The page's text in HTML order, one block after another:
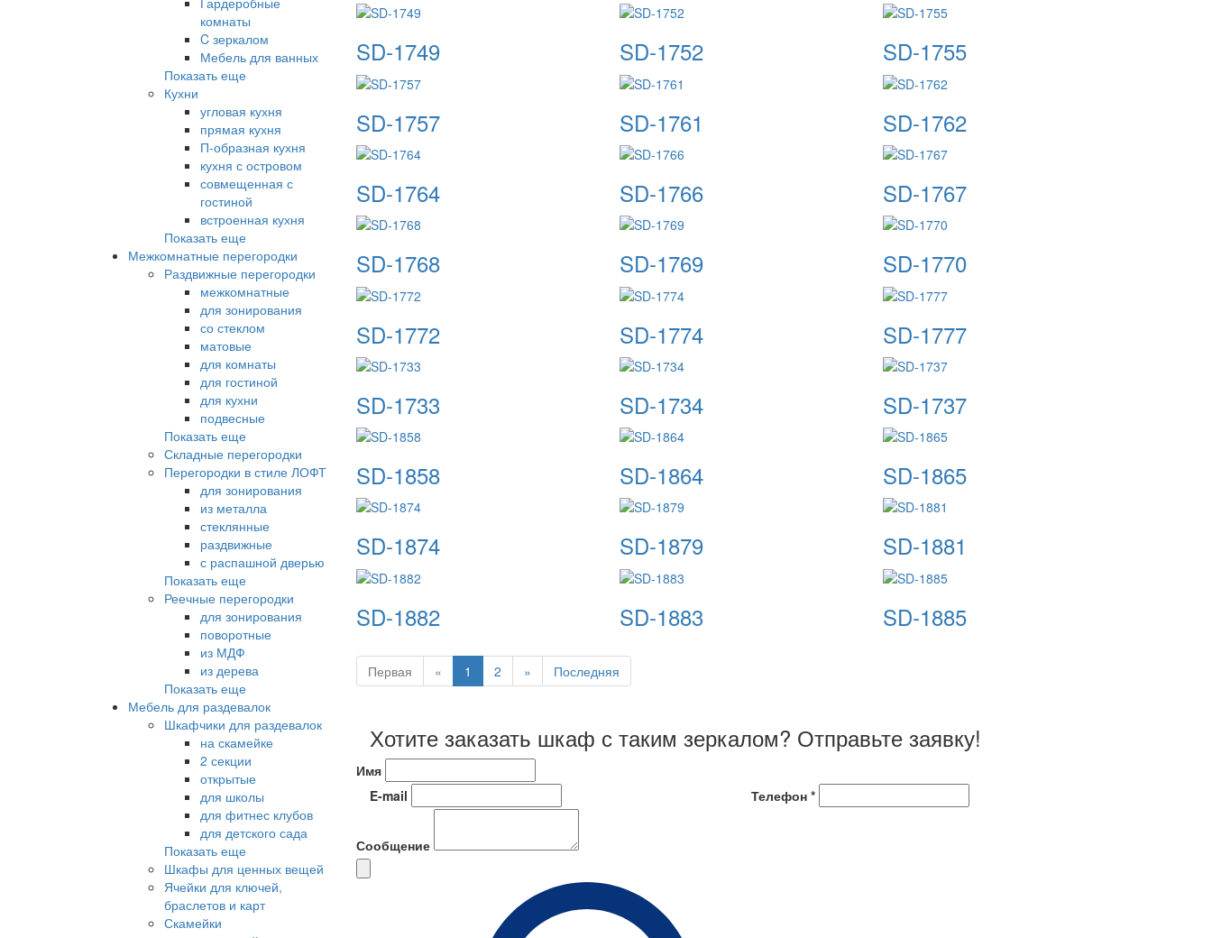
комнаты
C зеркалом
Мебель для ванных
Показать еще
Кухни
угловая кухня
прямая кухня
П-образная кухня
кухня с островом
совмещенная с
гостиной
встроенная кухня
Показать еще
Межкомнатные перегородки
Раздвижные перегородки
межкомнатные
для зонирования
со стеклом
матовые
для комнаты
для гостиной
для кухни
подвесные
Показать еще
Складные перегородки
Перегородки в стиле ЛОФТ
для зонирования
из металла
стеклянные
раздвижные
с распашной дверью
Показать еще
Реечные перегородки
для зонирования
поворотные
из МДФ
из дерева
Показать еще
Мебель для раздевалок
Шкафчики для раздевалок
на скамейке
2 секции
открытые
для школы
для фитнес клубов
для детского сада
Показать еще
Шкафы для ценных вещей
Ячейки для ключей,
браслетов и карт
Скамейки
SD-1749 SD-1752 SD-1755
SD-1757 SD-1761 SD-1762
SD-1764 SD-1766 SD-1767
SD-1768 SD-1769 SD-1770
SD-1772 SD-1774 SD-1777
SD-1733 SD-1734 SD-1737
SD-1858 SD-1864 SD-1865
SD-1874 SD-1879 SD-1881
SD-1882 SD-1883 SD-1885
Первая « 1 2 » Последняя
Хотите заказать шкаф с таким зеркалом? Отправьте заявку!
Имя
E-mail
Телефон *
Сообщение